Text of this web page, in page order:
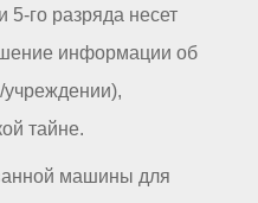
5-го разряда несет
информации об
учреждении),
тайне.
машины для